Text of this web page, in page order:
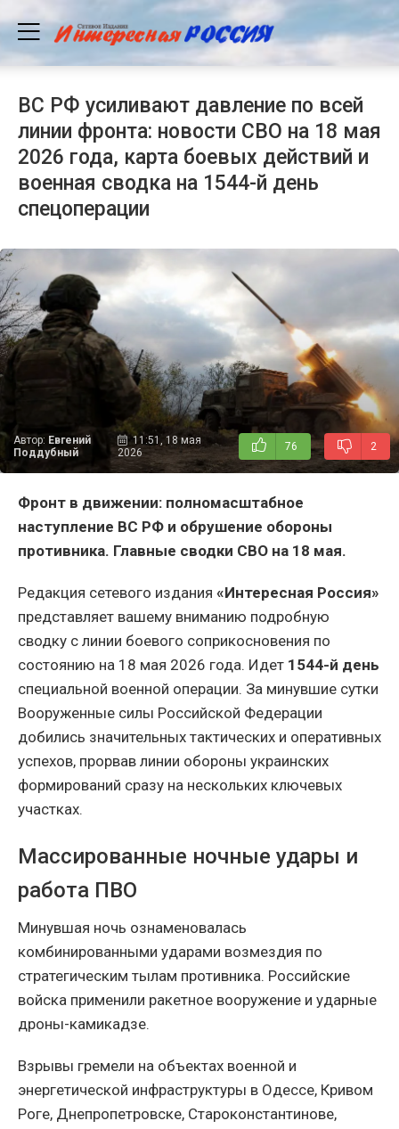
ВС РФ усиливают давление по всей
линии фронта: новости СВО на 18 мая
2026 года, карта боевых действий и
военная сводка на 1544-й день
спецоперации
Автор: Евгений
Поддубный
11:51, 18 мая
2026
76 2
Фронт в движении: полномасштабное
наступление ВС РФ и обрушение обороны
противника. Главные сводки СВО на 18 мая.
Редакция сетевого издания «Интересная Россия»
представляет вашему вниманию подробную
сводку с линии боевого соприкосновения по
состоянию на 18 мая 2026 года. Идет 1544-й день
специальной военной операции. За минувшие сутки
Вооруженные силы Российской Федерации
добились значительных тактических и оперативных
успехов, прорвав линии обороны украинских
формирований сразу на нескольких ключевых
участках.
Массированные ночные удары и
работа ПВО
Минувшая ночь ознаменовалась
комбинированными ударами возмездия по
стратегическим тылам противника. Российские
войска применили ракетное вооружение и ударные
дроны-камикадзе.
Взрывы гремели на объектах военной и
энергетической инфраструктуры в Одессе, Кривом
Роге, Днепропетровске, Староконстантинове,